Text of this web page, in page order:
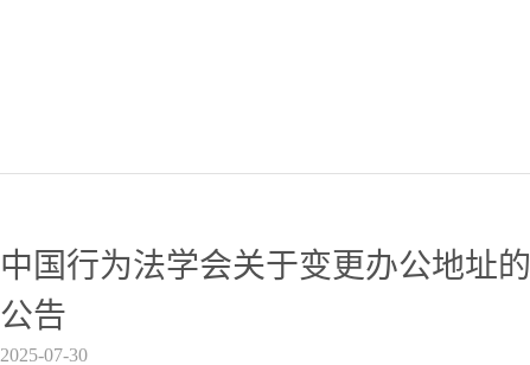
中国行为法学会关于变更办公地址的
公告
2025-07-30